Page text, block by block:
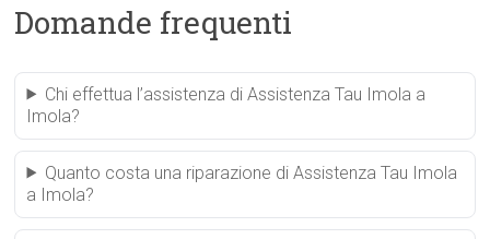
Domande frequenti
Chi effettua l’assistenza di Assistenza Tau Imola a
Imola?
Quanto costa una riparazione di Assistenza Tau Imola
a Imola?